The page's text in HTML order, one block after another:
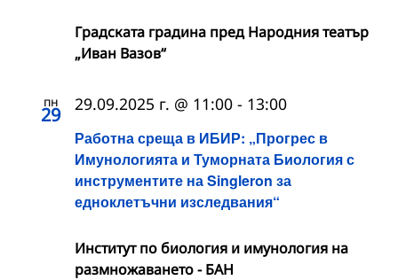
Градската градина пред Народния театър
„Иван Вазов“
пн
29
Работна среща в ИБИР: „Прогрес в
Имунологията и Туморната Биология с
инструментите на Singleron за
едноклетъчни изследвания“
29.09.2025 г. @ 11:00 - 13:00
Институт по биология и имунология на
размножаването - БАН